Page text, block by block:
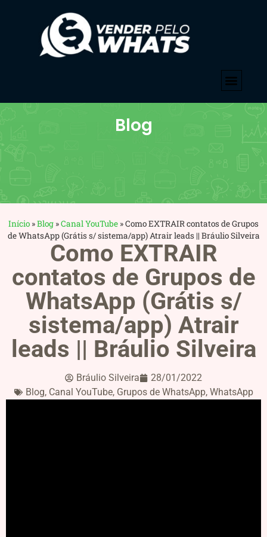
Blog
Início »Blog »Canal YouTube »Como EXTRAIR contatos de Grupos
de WhatsApp (Grátis s/ sistema/app) Atrair leads || Bráulio Silveira
Como EXTRAIR
contatos de Grupos de
WhatsApp (Grátis s/
sistema/app) Atrair
leads || Bráulio Silveira
Bráulio Silveira
28/01/2022
Blog, Canal YouTube, Grupos de WhatsApp, WhatsApp